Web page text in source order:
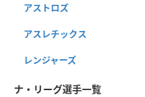
アストロズ
アスレチックス
レンジャーズ
ナ・リーグ選手一覧